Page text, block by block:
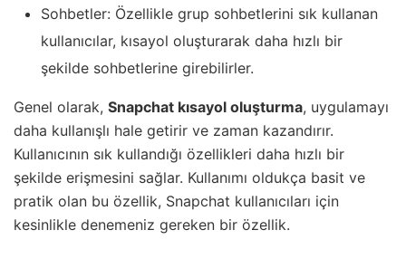
Sohbetler: Özellikle grup sohbetlerini sık kullanan
kullanıcılar, kısayol oluşturarak daha hızlı bir
şekilde sohbetlerine girebilirler.
Genel olarak, Snapchat kısayol oluşturma, uygulamayı
daha kullanışlı hale getirir ve zaman kazandırır.
Kullanıcının sık kullandığı özellikleri daha hızlı bir
şekilde erişmesini sağlar. Kullanımı oldukça basit ve
pratik olan bu özellik, Snapchat kullanıcıları için
kesinlikle denemeniz gereken bir özellik.